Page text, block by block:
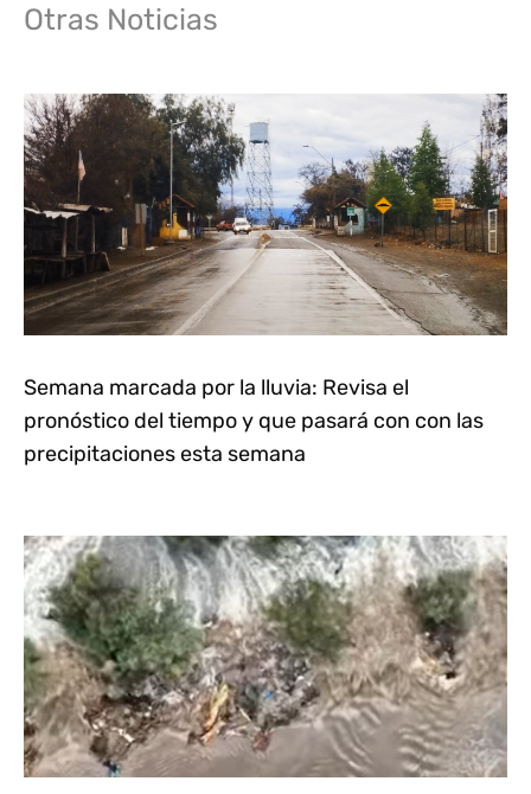
Otras Noticias
Semana marcada por la lluvia: Revisa el
pronóstico del tiempo y que pasará con con las
precipitaciones esta semana